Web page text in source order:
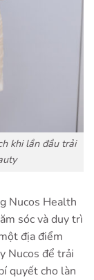
khi lần đầu trải
Nucos Health
sóc và duy trì
địa điểm
Nucos để trải
quyết cho làn